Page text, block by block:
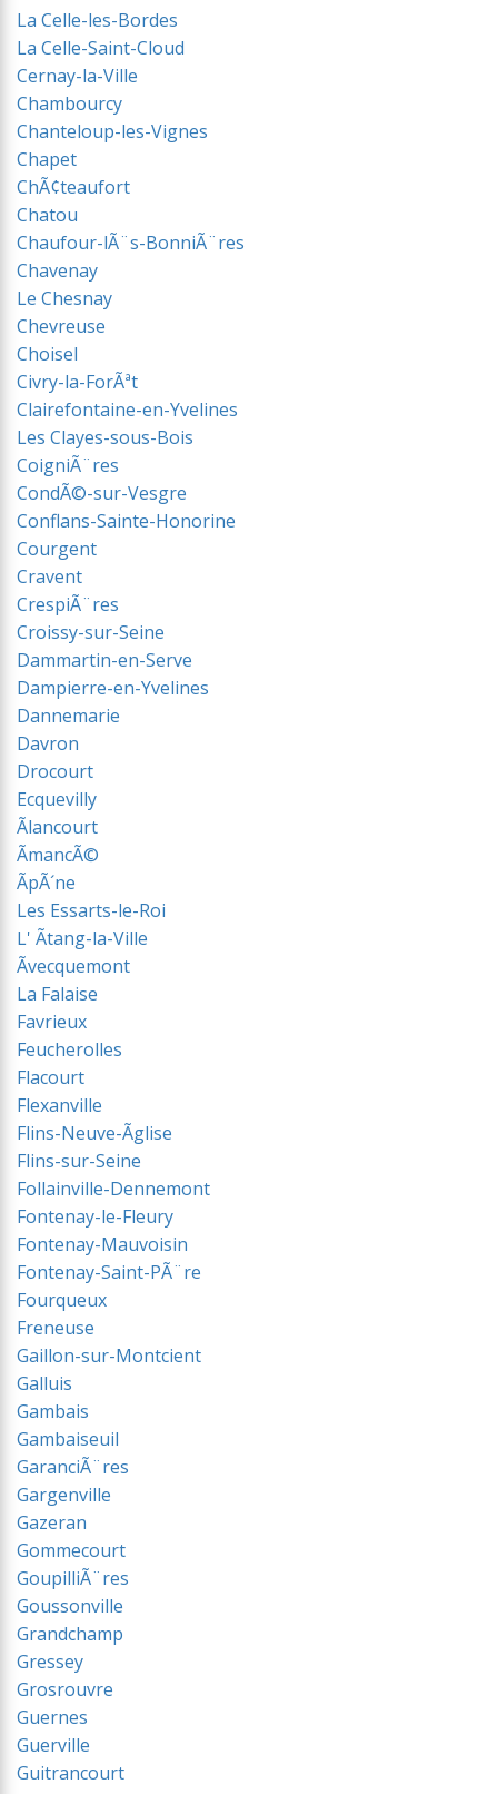
La Celle-les-Bordes
La Celle-Saint-Cloud
Cernay-la-Ville
Chambourcy
Chanteloup-les-Vignes
Chapet
ChÃ¢teaufort
Chatou
Chaufour-lÃ¨s-BonniÃ¨res
Chavenay
Le Chesnay
Chevreuse
Choisel
Civry-la-ForÃªt
Clairefontaine-en-Yvelines
Les Clayes-sous-Bois
CoigniÃ¨res
CondÃ©-sur-Vesgre
Conflans-Sainte-Honorine
Courgent
Cravent
CrespiÃ¨res
Croissy-sur-Seine
Dammartin-en-Serve
Dampierre-en-Yvelines
Dannemarie
Davron
Drocourt
Ecquevilly
Ãlancourt
ÃmancÃ©
ÃpÃ´ne
Les Essarts-le-Roi
L' Ãtang-la-Ville
Ãvecquemont
La Falaise
Favrieux
Feucherolles
Flacourt
Flexanville
Flins-Neuve-Ãglise
Flins-sur-Seine
Follainville-Dennemont
Fontenay-le-Fleury
Fontenay-Mauvoisin
Fontenay-Saint-PÃ¨re
Fourqueux
Freneuse
Gaillon-sur-Montcient
Galluis
Gambais
Gambaiseuil
GaranciÃ¨res
Gargenville
Gazeran
Gommecourt
GoupilliÃ¨res
Goussonville
Grandchamp
Gressey
Grosrouvre
Guernes
Guerville
Guitrancourt